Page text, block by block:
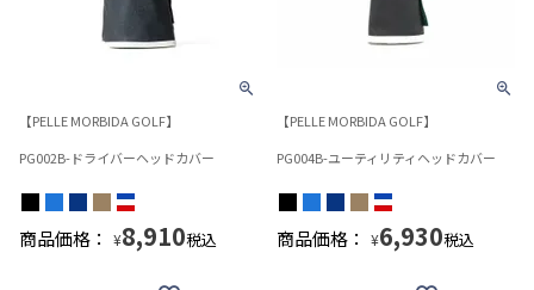
【PELLE MORBIDA GOLF】
PG002B-ドライバーヘッドカバー
商品価格： ¥8,910税込
【PELLE MORBIDA GOLF】
PG004B-ユーティリティヘッドカバー
商品価格： ¥6,930税込